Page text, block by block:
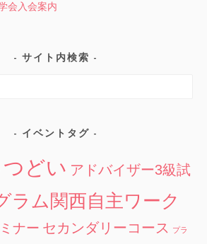
会入会案内
サイト内検索
イベントタグ
つどい アドバイザー3級試
ラム関西自主ワーク
ナー セカンダリーコース プラ